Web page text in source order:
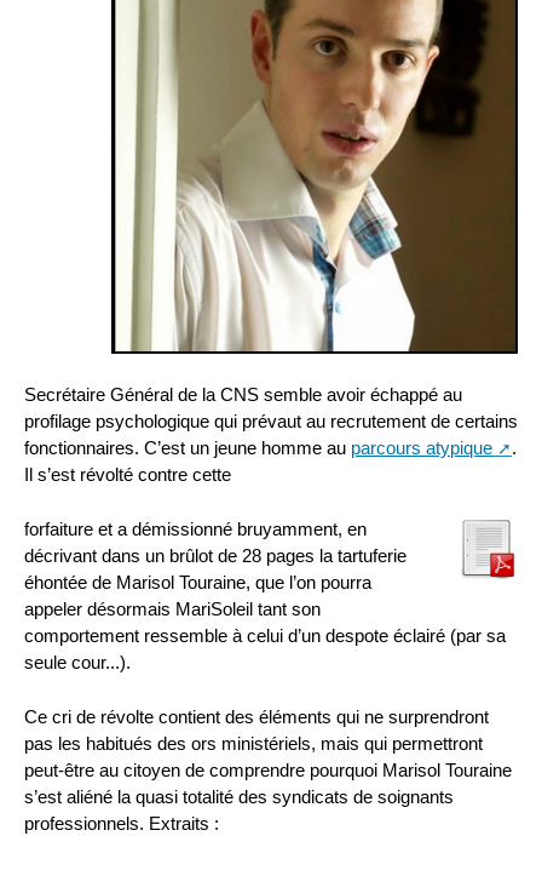
Secrétaire Général de la CNS semble avoir échappé au
profilage psychologique qui prévaut au recrutement de certains
fonctionnaires. C’est un jeune homme au parcours atypique
.
Il s’est révolté contre cette
forfaiture et a démissionné bruyamment, en
décrivant dans un brûlot de 28 pages la tartuferie
éhontée de Marisol Touraine, que l’on pourra
appeler désormais MariSoleil tant son
comportement ressemble à celui d’un despote éclairé (par sa
seule cour...).
Ce cri de révolte contient des éléments qui ne surprendront
pas les habitués des ors ministériels, mais qui permettront
peut-être au citoyen de comprendre pourquoi Marisol Touraine
s’est aliéné la quasi totalité des syndicats de soignants
professionnels. Extraits :